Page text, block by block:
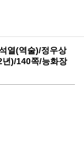
열(역술)/정우상
)/140쪽/능화장